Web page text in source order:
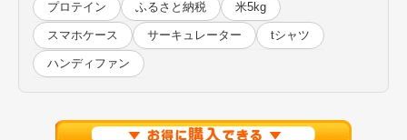
プロテイン ふるさと納税 米5kg
スマホケース サーキュレーター tシャツ
ハンディファン